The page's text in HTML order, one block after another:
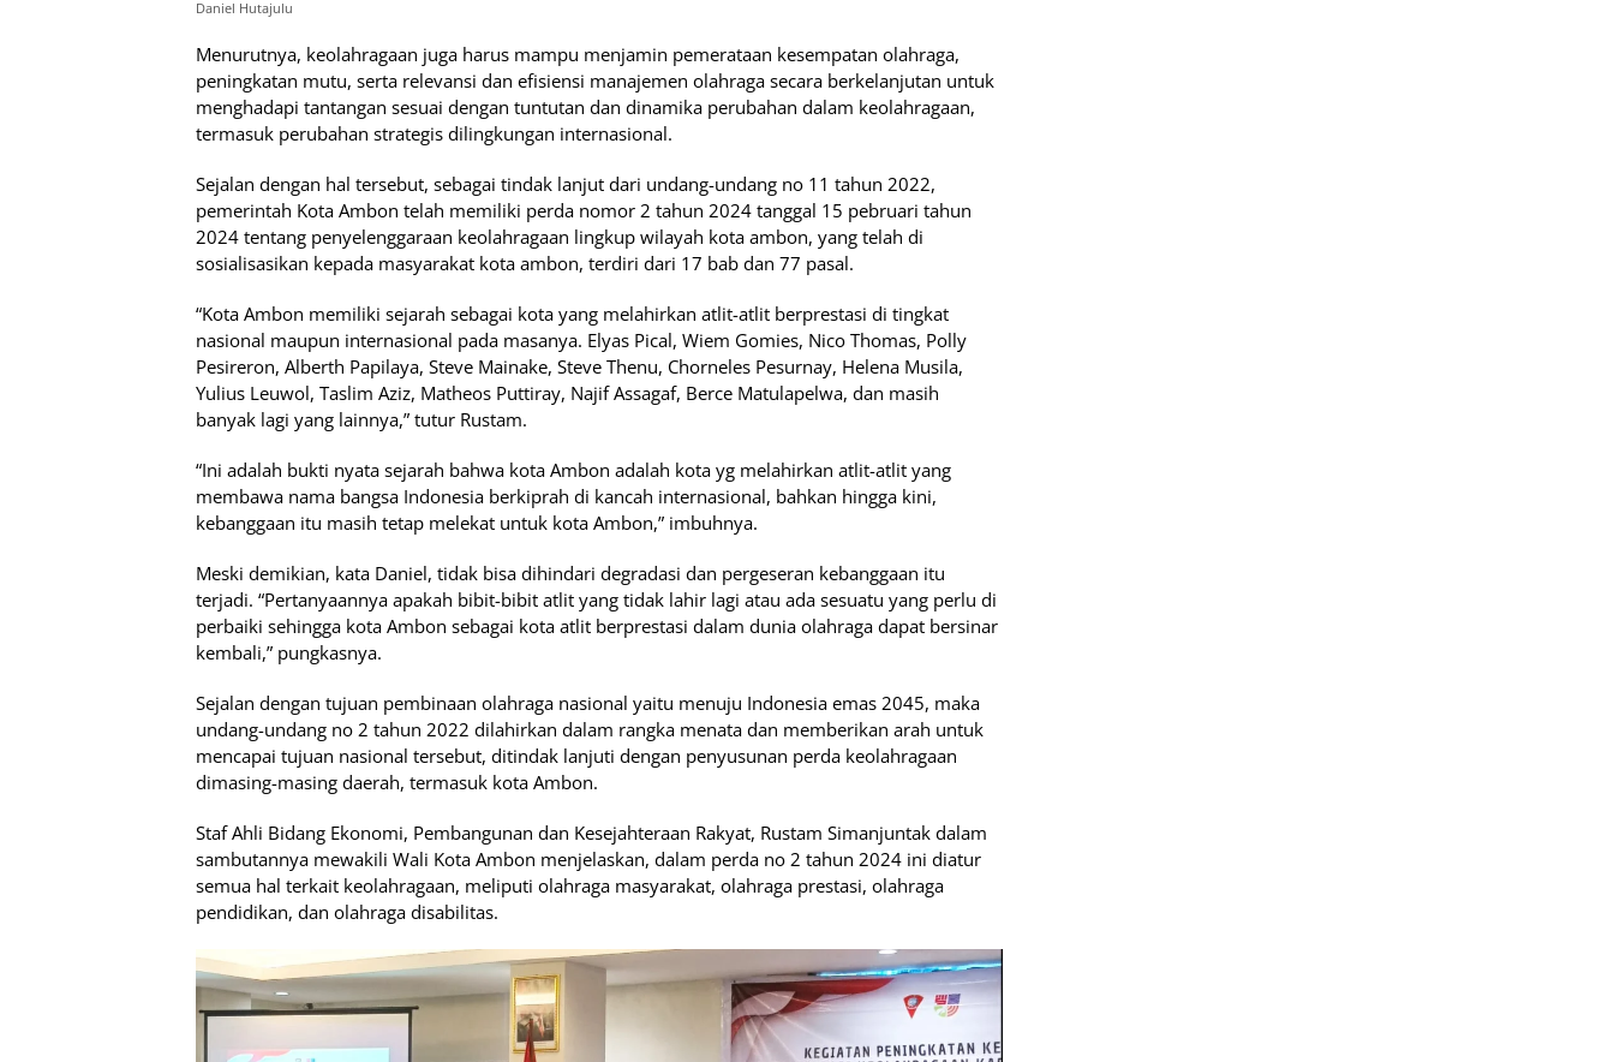
Daniel Hutajulu
Menurutnya, keolahragaan juga harus mampu menjamin pemerataan kesempatan olahraga,
peningkatan mutu, serta relevansi dan efisiensi manajemen olahraga secara berkelanjutan untuk
menghadapi tantangan sesuai dengan tuntutan dan dinamika perubahan dalam keolahragaan,
termasuk perubahan strategis dilingkungan internasional.
Sejalan dengan hal tersebut, sebagai tindak lanjut dari undang-undang no 11 tahun 2022,
pemerintah Kota Ambon telah memiliki perda nomor 2 tahun 2024 tanggal 15 pebruari tahun
2024 tentang penyelenggaraan keolahragaan lingkup wilayah kota ambon, yang telah di
sosialisasikan kepada masyarakat kota ambon, terdiri dari 17 bab dan 77 pasal.
“Kota Ambon memiliki sejarah sebagai kota yang melahirkan atlit-atlit berprestasi di tingkat
nasional maupun internasional pada masanya. Elyas Pical, Wiem Gomies, Nico Thomas, Polly
Pesireron, Alberth Papilaya, Steve Mainake, Steve Thenu, Chorneles Pesurnay, Helena Musila,
Yulius Leuwol, Taslim Aziz, Matheos Puttiray, Najif Assagaf, Berce Matulapelwa, dan masih
banyak lagi yang lainnya,” tutur Rustam.
“Ini adalah bukti nyata sejarah bahwa kota Ambon adalah kota yg melahirkan atlit-atlit yang
membawa nama bangsa Indonesia berkiprah di kancah internasional, bahkan hingga kini,
kebanggaan itu masih tetap melekat untuk kota Ambon,” imbuhnya.
Meski demikian, kata Daniel, tidak bisa dihindari degradasi dan pergeseran kebanggaan itu
terjadi. “Pertanyaannya apakah bibit-bibit atlit yang tidak lahir lagi atau ada sesuatu yang perlu di
perbaiki sehingga kota Ambon sebagai kota atlit berprestasi dalam dunia olahraga dapat bersinar
kembali,” pungkasnya.
Sejalan dengan tujuan pembinaan olahraga nasional yaitu menuju Indonesia emas 2045, maka
undang-undang no 2 tahun 2022 dilahirkan dalam rangka menata dan memberikan arah untuk
mencapai tujuan nasional tersebut, ditindak lanjuti dengan penyusunan perda keolahragaan
dimasing-masing daerah, termasuk kota Ambon.
Staf Ahli Bidang Ekonomi, Pembangunan dan Kesejahteraan Rakyat, Rustam Simanjuntak dalam
sambutannya mewakili Wali Kota Ambon menjelaskan, dalam perda no 2 tahun 2024 ini diatur
semua hal terkait keolahragaan, meliputi olahraga masyarakat, olahraga prestasi, olahraga
pendidikan, dan olahraga disabilitas.